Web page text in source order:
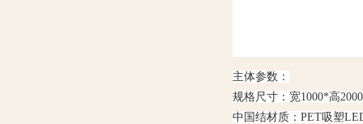
主体参数：
规格尺寸：宽1000*高
中国结材质：PET吸塑